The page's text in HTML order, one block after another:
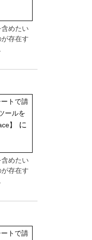
めたい
存在す
ートで請
ールを
】
に
めたい
存在す
ートで請